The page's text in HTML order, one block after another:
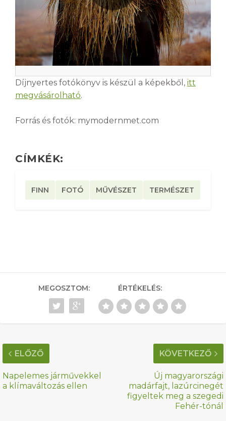
Díjnyertes fotókönyv is készül a képekből, itt
megvásárolható.
Forrás és fotók: mymodernmet.com
CÍMKÉK:
FINN FOTÓ MŰVÉSZET TERMÉSZET
MEGOSZTOM: ÉRTÉKELÉS:
ELŐZŐ
Napelemes járművekkel
a klímaváltozás ellen
KÖVETKEZŐ
Új magyarországi
madárfajt, lazúrcinegét
figyeltek meg a szegedi
Fehér-tónál